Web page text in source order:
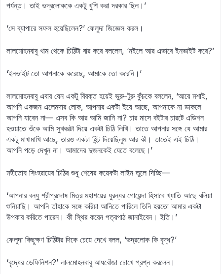
পর্যন্ত। তাই ভদ্রলোককে একটু খুশি করা দরকার ছিল।’
‘সে ব্যাপারে সফল হয়েছিলেন?’ ফেলুদা জিজ্ঞেস করল।
লালমোহনবাবু খাম থেকে চিঠিটা বার করে বললেন, ‘নইলে আর এভাবে ইনভাইট করে?’
‘ইনভাইট তো আপনাকে করেছে, আমাকে তো করেনি।’
লালমোহনবাবু এবার যেন একটু বিরক্ত হয়েই ভুরু-টুরু কুঁচকে বললেন, ‘আরে মশাই,
আপনি একজন এলেমদার লোক, আপনার একটা ইয়ে আছে, আপনাকে না ডাকলে
আপনি যাবেন না— এসব কি আর আমি জানি না? চার মাসে বইটার চারটে এডিশন
হওয়াতে ওঁকে আমি সুখবরটা দিয়ে একটা চিঠি লিখি। তাতে আপনার সঙ্গে যে আমার
একটু মাখামাখি আছে, তারও একটা হিন্ট দিয়েছিলুম আর কী। তাতেই এই চিঠি।
আপনি পড়ে দেখুন না। আমাদের দুজনকেই যেতে বলেছে।’
মহীতোষ সিংহরায়ের চিঠির শুধু শেষের কয়েকটা লাইন তুলে দিচ্ছি—
‘আপনার বন্ধু শ্রীপ্রদোষ মিত্র মহাশয়ের ধুরন্ধর গোয়েন্দা হিসাবে খ্যাতি আছে বলিয়া
শুনিয়াছি। আপনি তাঁহাকে সঙ্গে করিয়া আনিতে পারিলে তিনি হয়তো আমার একটা
উপকার করিতে পারেন। কী স্থির করেন পত্রপাঠ জানাইবেন। ইতি।’
ফেলুদা কিছুক্ষণ চিঠিটার দিকে চেয়ে দেখে বলল, ‘ভদ্রলোক কি বৃদ্ধ?’
‘বৃদ্ধের ডেফিনিশন?’ লালমোহনবাবু আধবোঁজা চোখে প্রশ্ন করলেন।